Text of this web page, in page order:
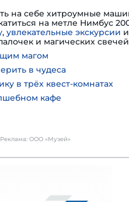
на себе хитроумные
на метле Нимбус
, увлекательные экскурсии и
и магических свечей
магом
в чудеса
в трёх квест-комнатах
кафе
Реклама: ООО «Музей»